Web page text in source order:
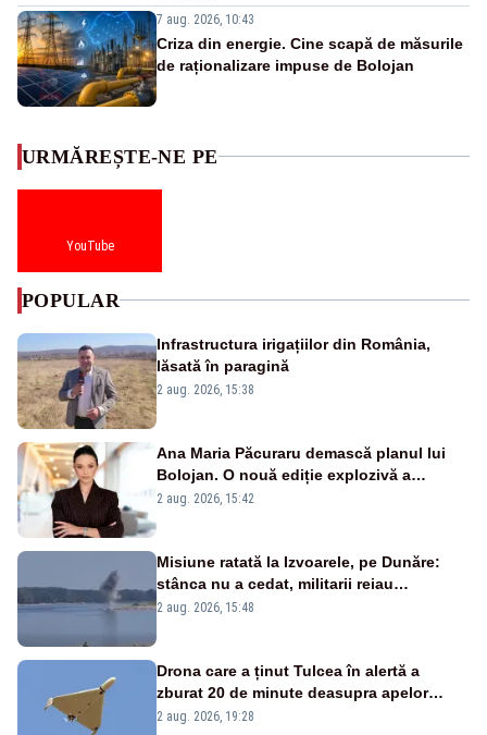
7 aug. 2026, 10:43
Criza din energie. Cine scapă de măsurile
de raționalizare impuse de Bolojan
URMĂREȘTE-NE PE
YouTube
POPULAR
Infrastructura irigațiilor din România,
lăsată în paragină
2 aug. 2026, 15:38
Ana Maria Păcuraru demască planul lui
Bolojan. O nouă ediție explozivă a
emisiunii „Miza Zilei” la Realitatea PLUS
2 aug. 2026, 15:42
Misiune ratată la Izvoarele, pe Dunăre:
stânca nu a cedat, militarii reiau
detonările luni – VIDEO
2 aug. 2026, 15:48
Drona care a ținut Tulcea în alertă a
zburat 20 de minute deasupra apelor
României. Au fost ridicate două F-16
2 aug. 2026, 19:28